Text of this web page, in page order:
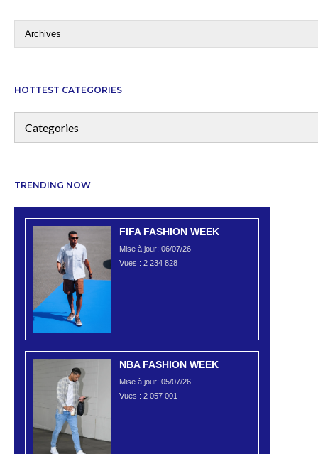
HOTTEST CATEGORIES
TRENDING NOW
FIFA FASHION WEEK
Mise à jour: 06/07/26
Vues : 2 234 828
NBA FASHION WEEK
Mise à jour: 05/07/26
Vues : 2 057 001